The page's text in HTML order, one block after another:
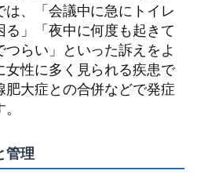
は、「会議中に急にトイレ
」「夜中に何度も起きて
つらい」といった訴えをよ
女性に多く見られる疾患で
大症との合併などで発症
管理